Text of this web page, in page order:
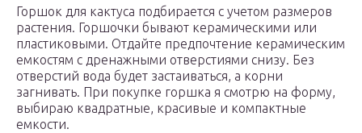
Горшок для кактуса подбирается с учетом размеров
растения. Горшочки бывают керамическими или
пластиковыми. Отдайте предпочтение керамическим
емкостям с дренажными отверстиями снизу. Без
отверстий вода будет застаиваться, а корни
загнивать. При покупке горшка я смотрю на форму,
выбираю квадратные, красивые и компактные
емкости.